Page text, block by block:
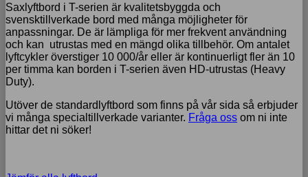
Saxlyftbord i T-serien är kvalitetsbyggda och
svensktillverkade bord med många möjligheter för
anpassningar. De är lämpliga för mer frekvent användning
och kan utrustas med en mängd olika tillbehör. Om antalet
lyftcykler överstiger 10 000/år eller är kontinuerligt fler än 10
per timma kan borden i T-serien även HD-utrustas (Heavy
Duty).
Utöver de standardlyftbord som finns på vår sida så erbjuder
vi många specialtillverkade varianter. Fråga oss om ni inte
hittar det ni söker!